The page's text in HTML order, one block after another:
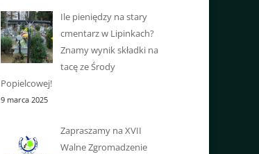
Ile pieniędzy na stary
cmentarz w Lipinkach?
Znamy wynik składki na
tacę ze Środy
Popielcowej!
9 marca 2025
Zapraszamy na XVII
Walne Zgromadzenie